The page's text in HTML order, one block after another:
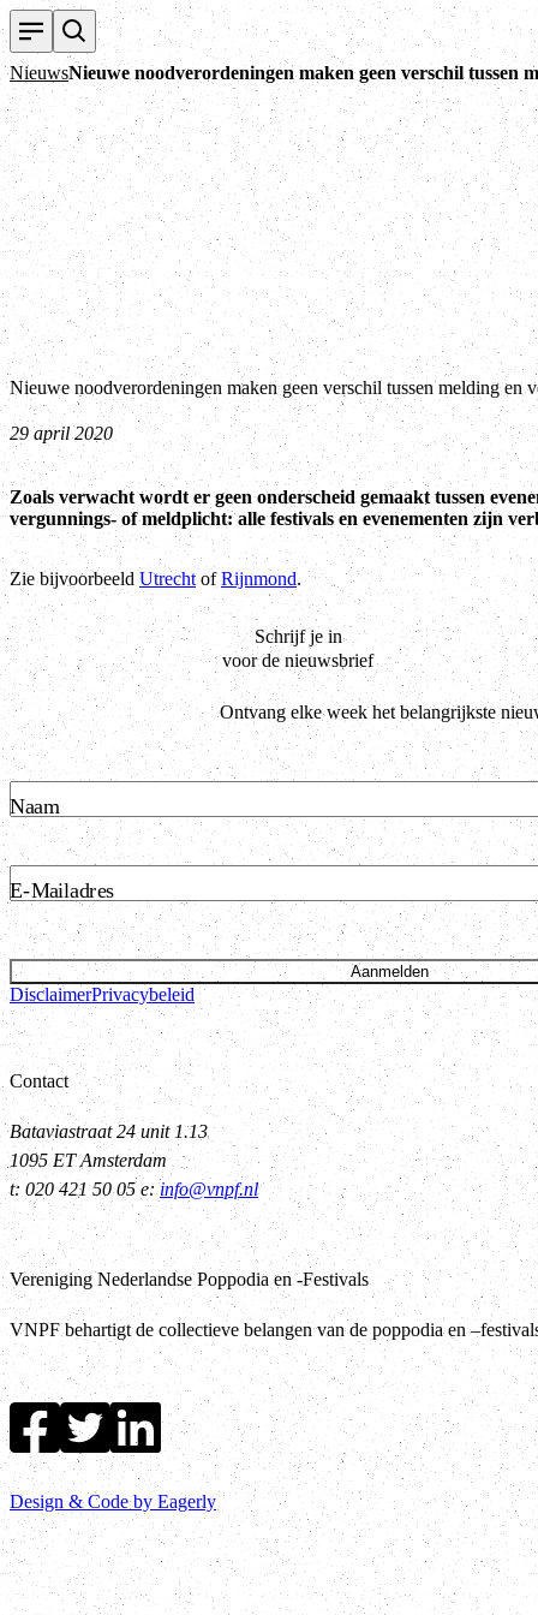
NieuwsNieuwe noodverordeningen maken geen verschil tussen
Nieuwe noodverordeningen maken geen verschil tussen melding en
29 april 2020
Zoals verwacht wordt er geen onderscheid gemaakt tussen
vergunnings- of meldplicht: alle festivals en evenementen zijn
Zie bijvoorbeeldUtrecht ofRijnmond.
Schrijf je in
voor de nieuwsbrief
Ontvang elke week het belangrijkste
Naam
E-Mailadres
Aanmelden
DisclaimerPrivacybeleid
Contact
Bataviastraat 24 unit 1.13
1095 ET Amsterdam
t: 020 421 50 05 e:info@vnpf.nl
Vereniging Nederlandse Poppodia en -Festivals
VNPF behartigt de collectieve belangen van de poppodia en
Design & Code by Eagerly